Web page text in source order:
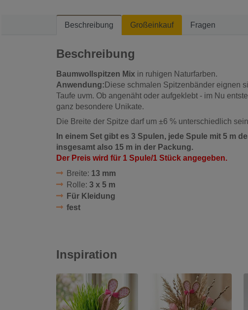
Beschreibung Großeinkauf Fragen
Beschreibung
Baumwollspitzen Mix in ruhigen Naturfarben.
Anwendung: Diese schmalen Spitzenbänder eignen
Taufe uvm. Ob angenäht oder aufgeklebt - im Nu
ganz besondere Unikate.
Die Breite der Spitze darf um ±6 % unterschiedlich
In einem Set gibt es 3 Spulen, jede Spule mit 5 m
insgesamt also 15 m in der Packung.
Der Preis wird für 1 Spule/1 Stück angegeben.
Breite: 13 mm
Rolle: 3 x 5 m
Für Kleidung
fest
Inspiration